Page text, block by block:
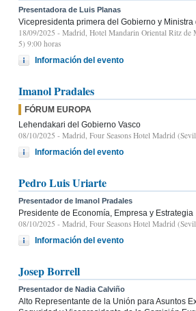
Presentadora de Luis Planas
Vicepresidenta primera del Gobierno y Ministra
18/09/2025 - Madrid, Hotel Mandarin Oriental Ritz de
5) 9:00 horas
Información del evento
Imanol Pradales
FÓRUM EUROPA
Lehendakari del Gobierno Vasco
08/10/2025 - Madrid, Four Seasons Hotel Madrid
Información del evento
Pedro Luis Uriarte
Presentador de Imanol Pradales
Presidente de Economía, Empresa y Estrategia
08/10/2025 - Madrid, Four Seasons Hotel Madrid
Información del evento
Josep Borrell
Presentador de Nadia Calviño
Alto Representante de la Unión para Asuntos